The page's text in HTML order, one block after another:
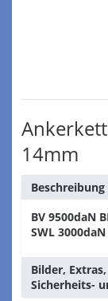
14mm
Beschreibung
BV 9500daN
SWL 3000daN
Bilder,
Sicherheits-